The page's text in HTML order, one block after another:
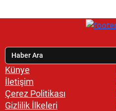
Künye
İletişim
Çerez Politikası
Gizlilik İlkeleri